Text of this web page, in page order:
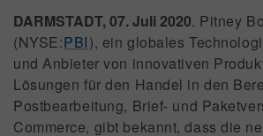
DARMSTADT, 07. Juli 2020. Pitney
(NYSE:PBI), ein globales
und Anbieter von innovativen
Lösungen für den Handel in den
Postbearbeitung, Brief- und
Commerce, gibt bekannt, dass die